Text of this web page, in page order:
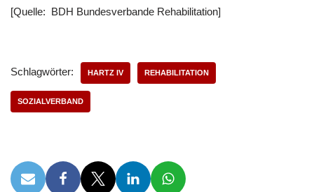
[Quelle: BDH Bundesverbande Rehabilitation]
Schlagwörter: HARTZ IV REHABILITATION
SOZIALVERBAND